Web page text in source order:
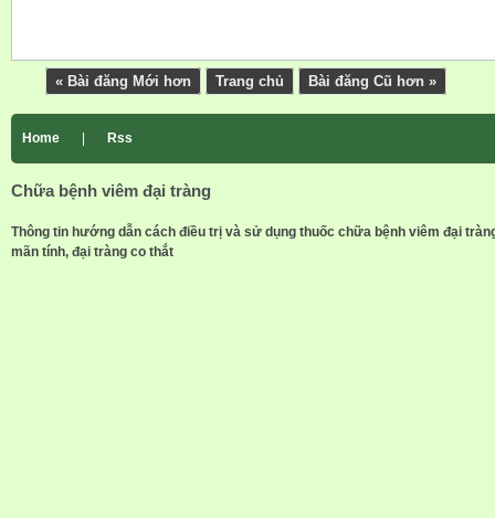
« Bài đăng Mới hơn Trang chủ Bài đăng Cũ hơn »
Home | Rss
Chữa bệnh viêm đại tràng
Thông tin hướng dẫn cách điều trị và sử dụng thuốc chữa bệnh viêm đại
mãn tính, đại tràng co thắt